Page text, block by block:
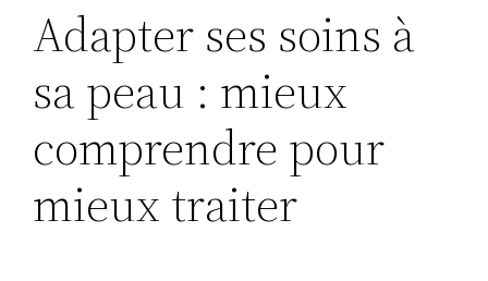
Adapter ses soins à
sa peau : mieux
comprendre pour
mieux traiter